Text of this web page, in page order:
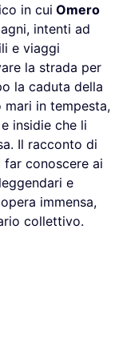
in cui Omero
intenti ad
e viaggi
la strada per
la caduta della
mari in tempesta,
insidie che li
Il racconto di
conoscere ai
e
immensa,
collettivo.